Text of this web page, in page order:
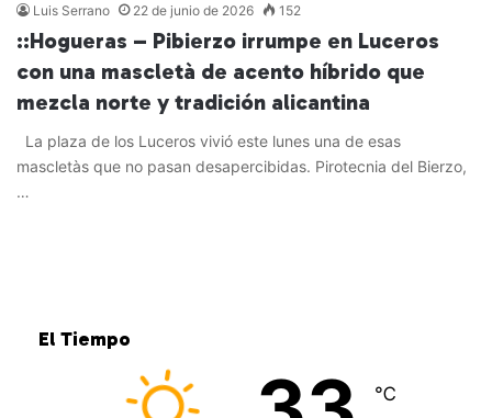
Luis Serrano 22 de junio de 2026 152
::Hogueras – Pibierzo irrumpe en Luceros
con una mascletà de acento híbrido que
mezcla norte y tradición alicantina
La plaza de los Luceros vivió este lunes una de esas
mascletàs que no pasan desapercibidas. Pirotecnia del Bierzo,
…
El Tiempo
℃